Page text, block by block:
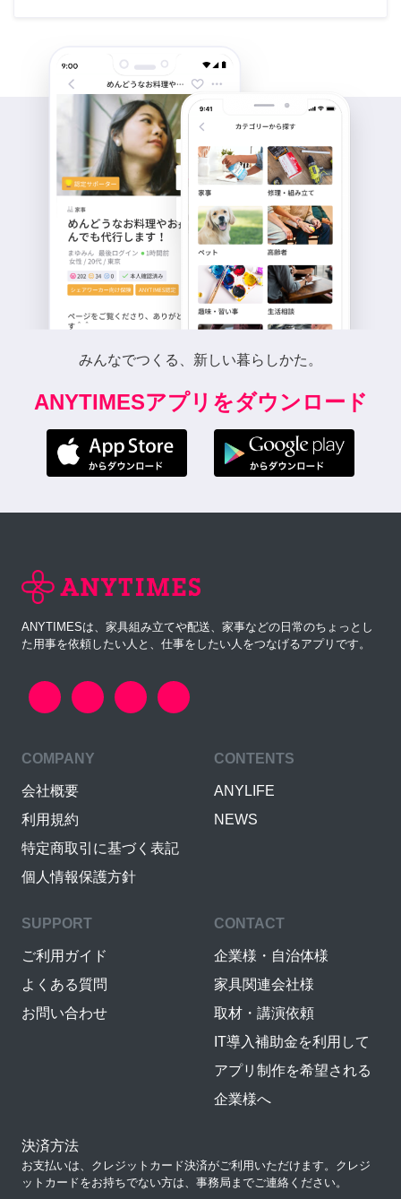
みんなでつくる、新しい暮らしかた。
ANYTIMESアプリをダウンロード
ANYTIMESは、家具組み立てや配送、家事などの日常のちょっとし
た用事を依頼したい人と、仕事をしたい人をつなげるアプリです。
COMPANY
会社概要
利用規約
特定商取引に基づく表記
個人情報保護方針
CONTENTS
ANYLIFE
NEWS
SUPPORT
ご利用ガイド
よくある質問
お問い合わせ
CONTACT
企業様・自治体様
家具関連会社様
取材・講演依頼
IT導入補助金を利用して
アプリ制作を希望される
企業様へ
決済方法
お支払いは、クレジットカード決済がご利用いただけます。クレジ
ットカードをお持ちでない方は、事務局までご連絡ください。